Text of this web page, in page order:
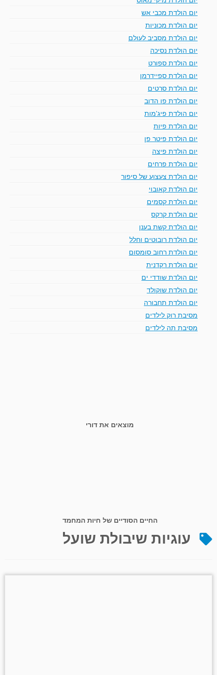
יום הולדת מכבי אש
יום הולדת מכוניות
יום הולדת מסביב לעולם
יום הולדת נסיכה
יום הולדת ספורט
יום הולדת ספיידרמן
יום הולדת סרטים
יום הולדת פו הדוב
יום הולדת פיג'מות
יום הולדת פיות
יום הולדת פיטר פן
יום הולדת פיצה
יום הולדת פרחים
יום הולדת צעצוע של סיפור
יום הולדת קאובוי
יום הולדת קסמים
יום הולדת קרקס
יום הולדת קשת בענן
יום הולדת רובוטים וחלל
יום הולדת רחוב סומסום
יום הולדת רקדנית
יום הולדת שודדי ים
יום הולדת שוקולד
יום הולדת תחבורה
מסיבת רוק לילדים
מסיבת תה לילדים
מוצאים את דורי
החיים הסודיים של חיות המחמד
עוגיות שיבולת שועל